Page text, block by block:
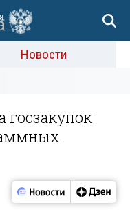
Новости
госзакупок